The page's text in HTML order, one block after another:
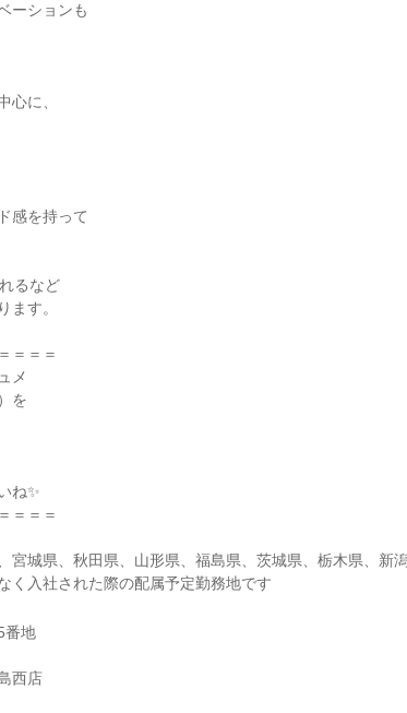
ーションも
心に、
感を持って
るなど
ます。
＝＝＝
メ
を
ね✨
＝＝＝
宮城県、秋田県、山形県、福島県、茨城県、栃木県、新
く入社された際の配属予定勤務地です
番地
西店